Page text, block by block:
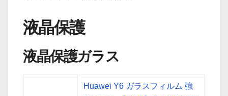
液晶保護
液晶保護ガラス
Huawei Y6 ガラスフィルム 強